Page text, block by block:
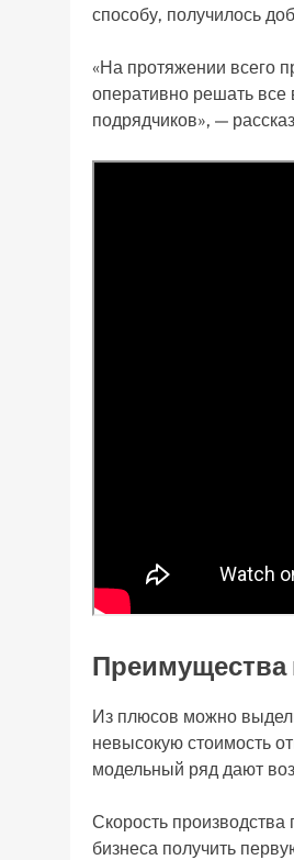
способу, получилось
«На протяжении всего
оперативно решать
подрядчиков», —
Из плюсов можно
невысокую стоимость
модельный ряд дают
Скорость производства
бизнеса получить